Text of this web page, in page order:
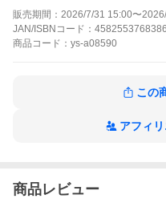
販売期間： 2026/7/31 15:00〜
JAN/ISBNコード： 4582553768386
商品 コード： ys-a08590
この
アフィ
商品レビュー